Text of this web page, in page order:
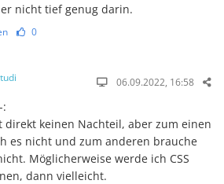
nicht tief genug darin.
0
06.09.2022, 16:58
:
direkt keinen Nachteil, aber zum einen
es nicht und zum anderen brauche
Möglicherweise werde ich CSS
dann vielleicht.